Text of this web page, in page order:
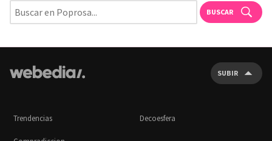
BUSCAR
SUBIR
Trendencias Decoesfera